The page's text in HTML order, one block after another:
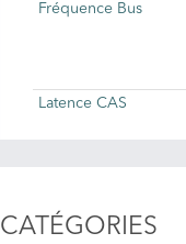
Fréquence Bus
Latence CAS
CATÉGORIES